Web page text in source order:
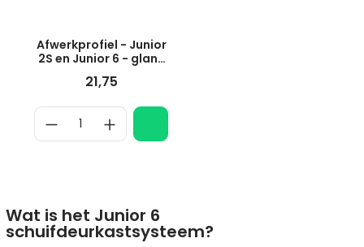
Afwerkprofiel - Junior
2S en Junior 6 - glans
wit
21,75
Wat is het Junior 6
schuifdeurkastsysteem?